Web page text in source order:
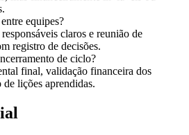
equipes?
claros e reunião de
registro de decisões.
de ciclo?
final, validação financeira dos
lições aprendidas.